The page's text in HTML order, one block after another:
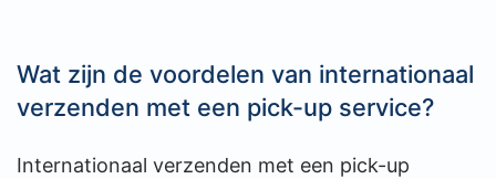
Wat zijn de voordelen van internationaal
verzenden met een pick-up service?
Internationaal verzenden met een pick-up